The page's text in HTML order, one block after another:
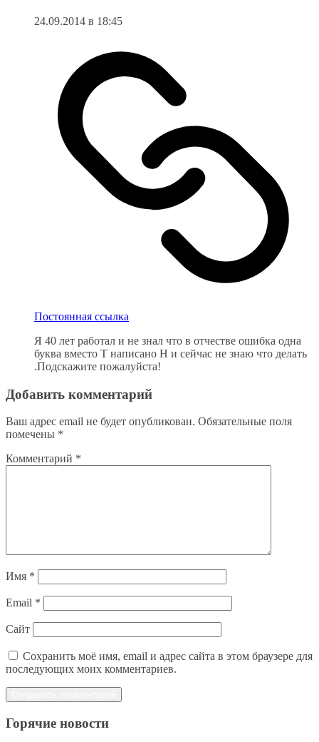
24.09.2014 в 18:45
Постоянная ссылка
Я 40 лет работал и не знал что в отчестве ошибка одна
буква вместо Т написано Н и сейчас не знаю что делать
.Подскажите пожалуйста!
Добавить комментарий
Ваш адрес email не будет опубликован. Обязательные поля
помечены *
Комментарий *
Имя *
Email *
Сайт
Сохранить моё имя, email и адрес сайта в этом браузере для
последующих моих комментариев.
Горячие новости